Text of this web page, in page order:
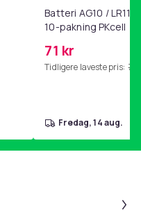
Batteri AG10 /
10-pakning PKcell
71 kr
Tidligere laveste pris: 76
fredag, 14 aug.